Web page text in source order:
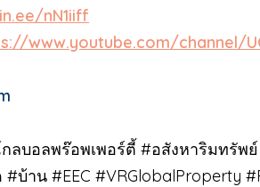
nN1iiff
www.youtube.com/channel/
ลบอลพร๊อพเพอร์ตี้ #อสังหาริมทรัพ
บ้าน #EEC #VRGlobalProperty